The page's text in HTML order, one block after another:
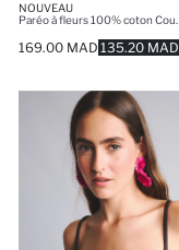
NOUVEAU
135.20 MAD
169.00 MAD